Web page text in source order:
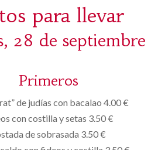
para llevar
28 de septiembre
Primeros
de judías con bacalao 4.00 €
con costilla y setas 3.50 €
de sobrasada 3.50 €